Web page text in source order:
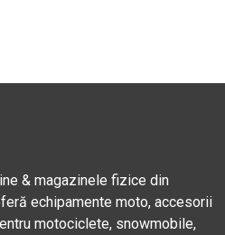
& magazinele fizice din
echipamente moto, accesorii
motociclete, snowmobile,